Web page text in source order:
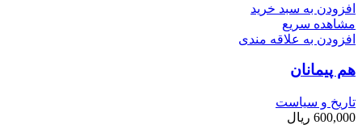
افزودن به سبد خرید
مشاهده سریع
افزودن به علاقه مندی
هم پیمانان
تاریخ و سیاست
600,000 ریال